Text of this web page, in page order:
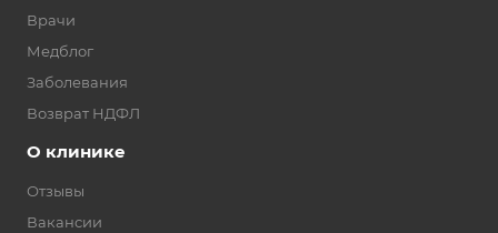
Врачи
Медблог
Заболевания
Возврат НДФЛ
О клинике
Отзывы
Вакансии